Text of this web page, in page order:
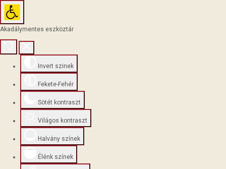
Akadálymentes eszköztár
Invert szinek
Fekete-Fehér
Sötét kontraszt
Világos kontraszt
Halvány színek
Élénk színek